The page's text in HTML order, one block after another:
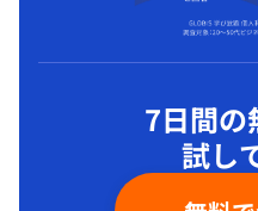
7日間の
試し